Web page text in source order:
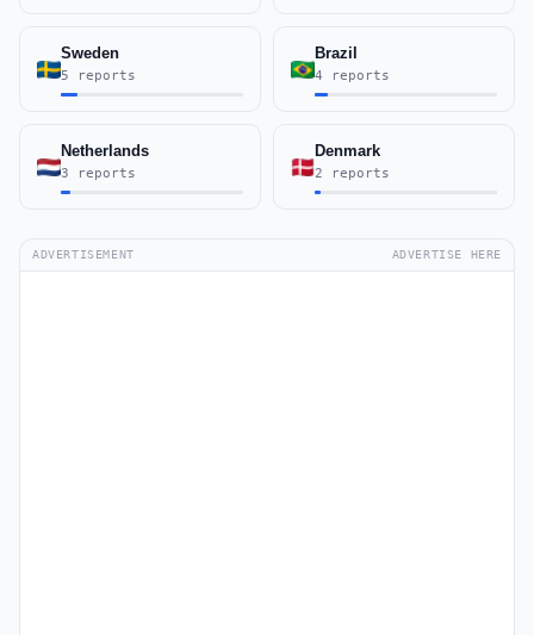
Sweden
5 reports
Brazil
4 reports
Netherlands
3 reports
Denmark
2 reports
ADVERTISEMENT ADVERTISE HERE